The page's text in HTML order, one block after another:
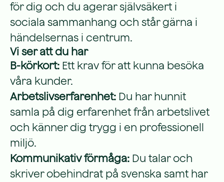
för dig och du agerar självsäkert i
sociala sammanhang och står gärna i
händelsernas i centrum.
Vi ser att du har
B-körkort: Ett krav för att kunna besöka
våra kunder.
Arbetslivserfarenhet: Du har hunnit
samla på dig erfarenhet från arbetslivet
och känner dig trygg i en professionell
miljö.
Kommunikativ förmåga: Du talar och
skriver obehindrat på svenska samt har